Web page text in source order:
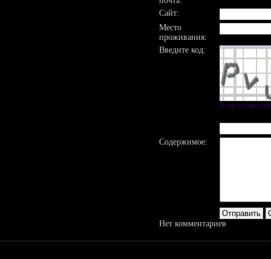
Сайт:
Место
проживания:
Введите код:
Если слово
Содержимое:
Нет комментариев